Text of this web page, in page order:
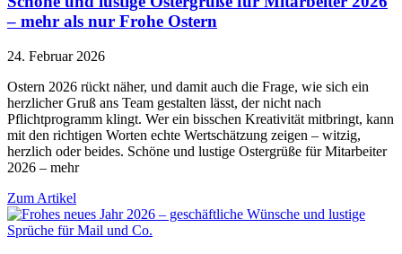
– mehr als nur Frohe Ostern
24. Februar 2026
Ostern 2026 rückt näher, und damit auch die Frage, wie sich ein
herzlicher Gruß ans Team gestalten lässt, der nicht nach
Pflichtprogramm klingt. Wer ein bisschen Kreativität mitbringt, kann
mit den richtigen Worten echte Wertschätzung zeigen – witzig,
herzlich oder beides. Schöne und lustige Ostergrüße für Mitarbeiter
2026 – mehr
Zum Artikel